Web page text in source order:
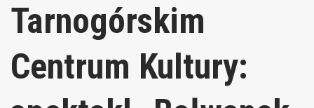
Tarnogórskim
Centrum Kultury: